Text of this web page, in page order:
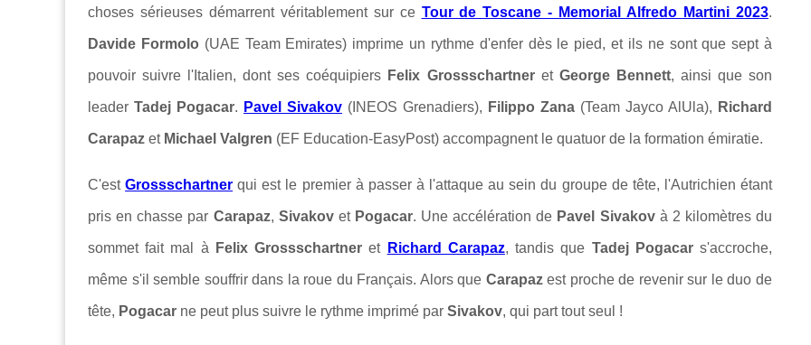
choses sérieuses démarrent véritablement sur ce Tour de Toscane - Memorial Alfredo Martini 2023.
Davide Formolo (UAE Team Emirates) imprime un rythme d'enfer dès le pied, et ils ne sont que sept à
pouvoir suivre l'Italien, dont ses coéquipiers Felix Grossschartneret George Bennett, ainsi que son
leader Tadej Pogacar. Pavel Sivakov (INEOS Grenadiers), Filippo Zana (Team Jayco AlUla), Richard
Carapaz et Michael Valgren (EF Education-EasyPost) accompagnent le quatuor de la formation émiratie.
C'estGrossschartner qui est le premier à passer à l'attaque au sein du groupe de tête, l'Autrichien étant
pris en chasse par Carapaz, Sivakovet Pogacar. Une accélération de Pavel Sivakovà 2 kilomètres du
sommet fait mal à Felix Grossschartner et Richard Carapaz, tandis que Tadej Pogacars'accroche,
même s'il semble souffrir dans la roue du Français. Alors que Carapazest proche de revenir sur le duo de
tête, Pogacar ne peut plus suivre le rythme imprimé par Sivakov, qui part tout seul !